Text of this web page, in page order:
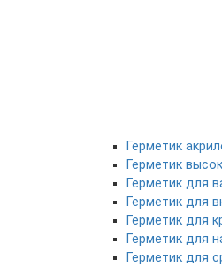
Герметик
Герметик
Герметик для
Герметик для
Герметик для
Герметик для
Герметик для